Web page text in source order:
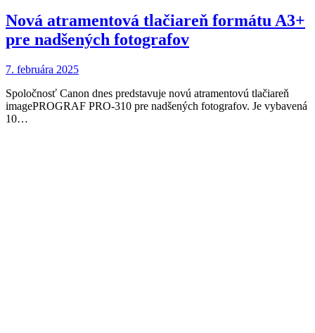
Nová atramentová tlačiareň formátu A3+
pre nadšených fotografov
7. februára 2025
Spoločnosť Canon dnes predstavuje novú atramentovú tlačiareň
imagePROGRAF PRO-310 pre nadšených fotografov. Je vybavená
10…